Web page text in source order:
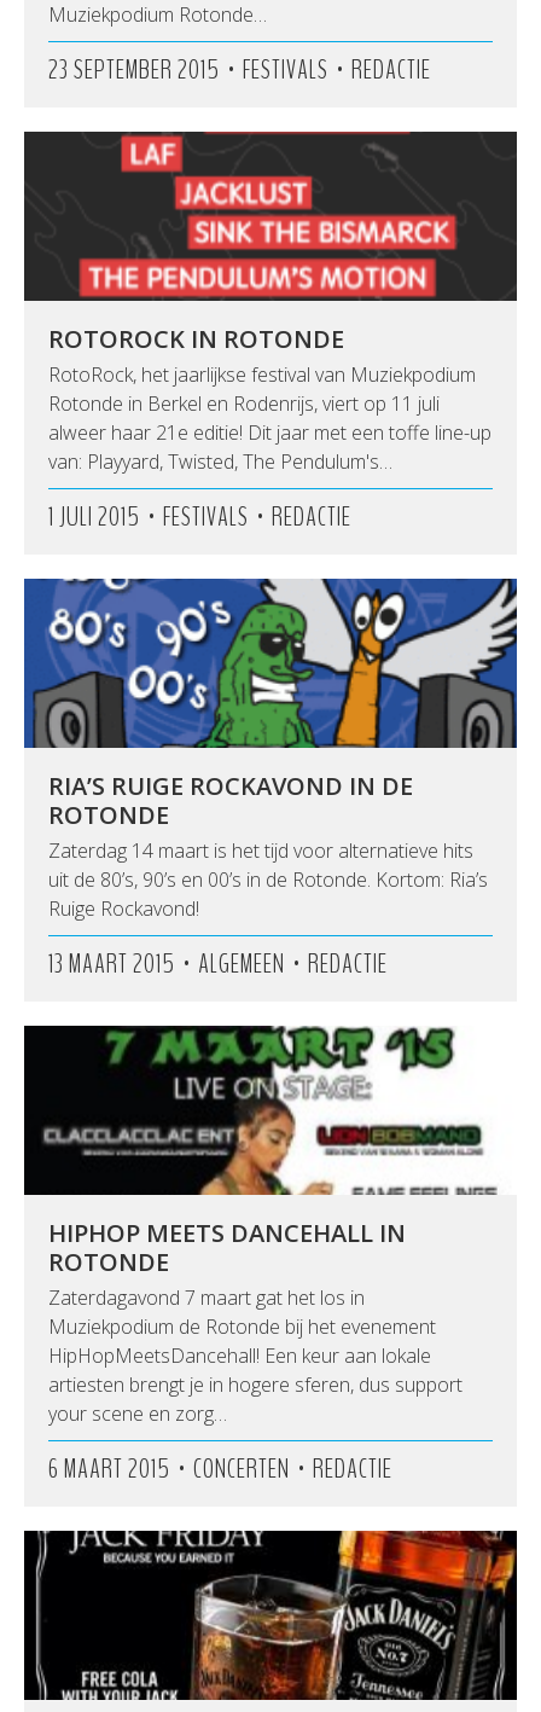
Muziekpodium Rotonde…
23 SEPTEMBER 2015 • FESTIVALS • REDACTIE
ROTOROCK IN ROTONDE
RotoRock, het jaarlijkse festival van Muziekpodium
Rotonde in Berkel en Rodenrijs​, viert op 11 juli
alweer haar 21e editie! Dit jaar met een toffe line-up
van: Playyard​, Twisted, The Pendulum's…
1 JULI 2015 • FESTIVALS • REDACTIE
RIA’S RUIGE ROCKAVOND IN DE
ROTONDE
Zaterdag 14 maart is het tijd voor alternatieve hits
uit de 80’s, 90’s en 00’s in de Rotonde. Kortom: Ria’s
Ruige Rockavond!
13 MAART 2015 • ALGEMEEN • REDACTIE
HIPHOP MEETS DANCEHALL IN
ROTONDE
Zaterdagavond 7 maart gat het los in
Muziekpodium de Rotonde bij het evenement
HipHopMeetsDancehall! Een keur aan lokale
artiesten brengt je in hogere sferen, dus support
your scene en zorg…
6 MAART 2015 • CONCERTEN • REDACTIE